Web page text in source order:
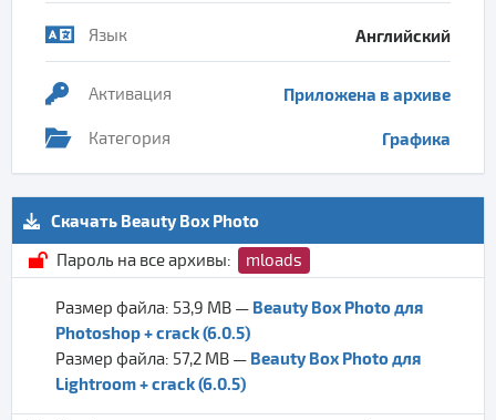
Язык Английский
Активация Приложена в архиве
Категория Графика
Скачать Beauty Box Photo
Пароль на все архивы:
mloads
Размер файла: 53,9 MB — Beauty Box Photo для
Photoshop + crack (6.0.5)
Размер файла: 57,2 MB — Beauty Box Photo для
Lightroom + crack (6.0.5)